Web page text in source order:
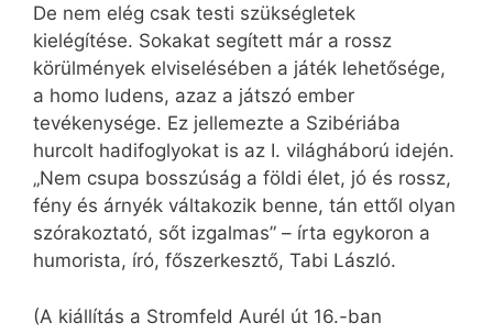
De nem elég csak testi szükségletek
kielégítése. Sokakat segített már a rossz
körülmények elviselésében a játék lehetősége,
a homo ludens, azaz a játszó ember
tevékenysége. Ez jellemezte a Szibériába
hurcolt hadifoglyokat is az I. világháború idején.
„Nem csupa bosszúság a földi élet, jó és rossz,
fény és árnyék váltakozik benne, tán ettől olyan
szórakoztató, sőt izgalmas” – írta egykoron a
humorista, író, főszerkesztő, Tabi László.
(A kiállítás a Stromfeld Aurél út 16.-ban